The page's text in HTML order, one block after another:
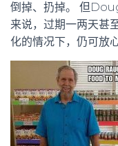
倒掉、扔掉。 但
来说，过期一两天甚
化的情况下，仍可放